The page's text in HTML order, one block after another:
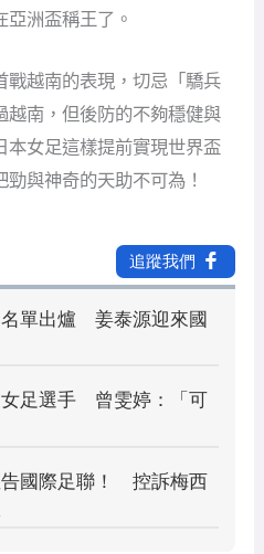
洲盃稱王了。
戰越南的表現，切忌「驕兵
越南，但後防的不夠穩健與
本女足這樣提前實現世界盃
與神奇的天助不可為！